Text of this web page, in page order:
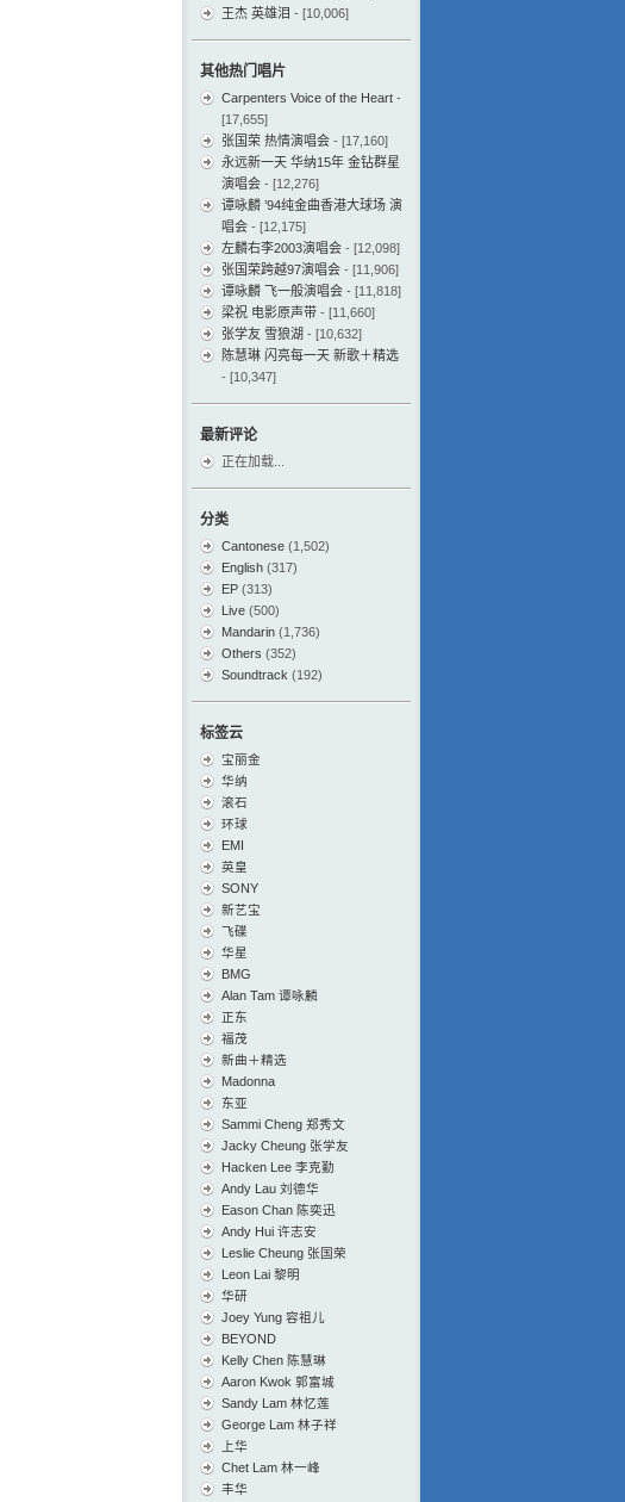
王杰 英雄泪 - [10,006]
其他热门唱片
Carpenters Voice of the Heart -
[17,655]
张国荣 热情演唱会 - [17,160]
永远新一天 华纳15年 金钻群星
演唱会 - [12,276]
谭咏麟 ’94纯金曲香港大球场 演
唱会 - [12,175]
左麟右李2003演唱会 - [12,098]
张国荣跨越97演唱会 - [11,906]
谭咏麟 飞一般演唱会 - [11,818]
梁祝 电影原声带 - [11,660]
张学友 雪狼湖 - [10,632]
陈慧琳 闪亮每一天 新歌＋精选
- [10,347]
最新评论
正在加载...
分类
Cantonese (1,502)
English (317)
EP (313)
Live (500)
Mandarin (1,736)
Others (352)
Soundtrack (192)
标签云
宝丽金
华纳
滚石
环球
EMI
英皇
SONY
新艺宝
飞碟
华星
BMG
Alan Tam 谭咏麟
正东
福茂
新曲＋精选
Madonna
东亚
Sammi Cheng 郑秀文
Jacky Cheung 张学友
Hacken Lee 李克勤
Andy Lau 刘德华
Eason Chan 陈奕迅
Andy Hui 许志安
Leslie Cheung 张国荣
Leon Lai 黎明
华研
Joey Yung 容祖儿
BEYOND
Kelly Chen 陈慧琳
Aaron Kwok 郭富城
Sandy Lam 林忆莲
George Lam 林子祥
上华
Chet Lam 林一峰
丰华